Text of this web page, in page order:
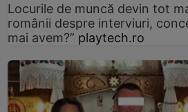
Locurile de muncă devin tot
românii despre interviuri,
mai avem?” playtech.ro